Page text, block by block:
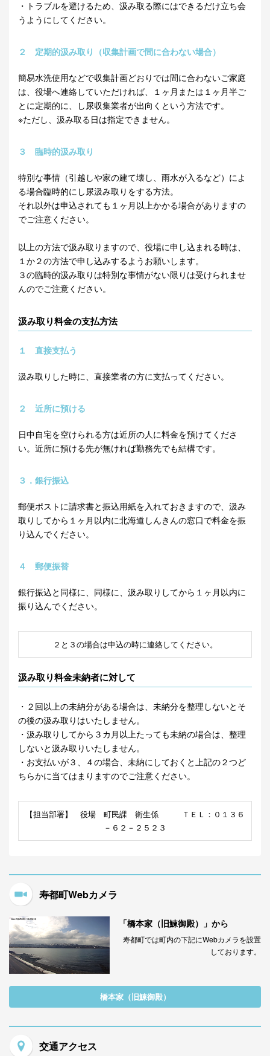
・トラブルを避けるため、汲み取る際にはできるだけ立ち会
うようにしてください。
２ 定期的汲み取り（収集計画で間に合わない場合）
簡易水洗使用などで収集計画どおりでは間に合わないご家庭
は、役場へ連絡していただければ、１ヶ月または１ヶ月半ご
とに定期的に、し尿収集業者が出向くという方法です。
※ただし、汲み取る日は指定できません。
３ 臨時的汲み取り
特別な事情（引越しや家の建て壊し、雨水が入るなど）によ
る場合臨時的にし尿汲み取りをする方法。
それ以外は申込されても１ヶ月以上かかる場合がありますの
でご注意ください。
以上の方法で汲み取りますので、役場に申し込まれる時は、
１か２の方法で申し込みするようお願いします。
３の臨時的汲み取りは特別な事情がない限りは受けられませ
んのでご注意ください。
汲み取り料金の支払方法
１ 直接支払う
汲み取りした時に、直接業者の方に支払ってください。
２ 近所に預ける
日中自宅を空けられる方は近所の人に料金を預けてくださ
い。近所に預ける先が無ければ勤務先でも結構です。
３．銀行振込
郵便ポストに請求書と振込用紙を入れておきますので、汲み
取りしてから１ヶ月以内に北海道しんきんの窓口で料金を振
り込んでください。
４ 郵便振替
銀行振込と同様に、同様に、汲み取りしてから１ヶ月以内に
振り込んでください。
２と３の場合は申込の時に連絡してください。
汲み取り料金未納者に対して
・２回以上の未納分がある場合は、未納分を整理しないとそ
の後の汲み取りはいたしません。
・汲み取りしてから３カ月以上たっても未納の場合は、整理
しないと汲み取りいたしません。
・お支払いが３、４の場合、未納にしておくと上記の２つど
ちらかに当てはまりますのでご注意ください。
【担当部署】 役場 町民課 衛生係 ＴＥＬ：０１３６
－６２－２５２３
寿都町Webカメラ
「橋本家（旧鰊御殿）」から
寿都町では町内の下記にWebカメラを設置
しております。
橋本家（旧鰊御殿）
交通アクセス